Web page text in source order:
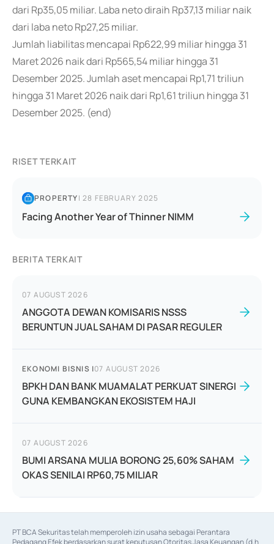
dari Rp35,05 miliar. Laba neto diraih Rp37,13 miliar naik
dari laba neto Rp27,25 miliar.
Jumlah liabilitas mencapai Rp622,99 miliar hingga 31
Maret 2026 naik dari Rp565,54 miliar hingga 31
Desember 2025. Jumlah aset mencapai Rp1,71 triliun
hingga 31 Maret 2026 naik dari Rp1,61 triliun hingga 31
Desember 2025. (end)
RISET TERKAIT
PROPERTY|28 FEBRUARY 2025
Facing Another Year of Thinner NIMM
BERITA TERKAIT
07 AUGUST 2026
ANGGOTA DEWAN KOMISARIS NSSS
BERUNTUN JUAL SAHAM DI PASAR REGULER
EKONOMI BISNIS |07 AUGUST 2026
BPKH DAN BANK MUAMALAT PERKUAT SINERGI
GUNA KEMBANGKAN EKOSISTEM HAJI
07 AUGUST 2026
BUMI ARSANA MULIA BORONG 25,60% SAHAM
OKAS SENILAI RP60,75 MILIAR
PT BCA Sekuritas telah memperoleh izin usaha sebagai Perantara
Pedagang Efek berdasarkan surat keputusan Otoritas Jasa Keuangan (d.h